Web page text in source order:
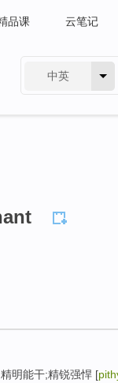
品课 云笔记
中英
明能干;精锐强悍 [